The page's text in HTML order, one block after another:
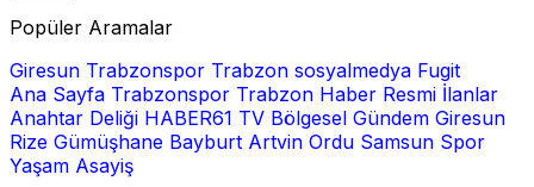
Popüler Aramalar
Giresun Trabzonspor Trabzon sosyalmedya Fugit
Ana Sayfa Trabzonspor Trabzon Haber Resmi İlanlar
Anahtar Deliği HABER61 TV Bölgesel Gündem Giresun
Rize Gümüşhane Bayburt Artvin Ordu Samsun Spor
Yaşam Asayiş